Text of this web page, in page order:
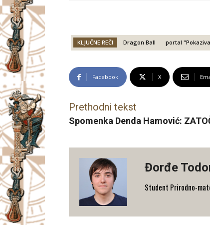
KLJUČNE REČI Dragon Ball portal
Facebook X
Prethodni tekst
Spomenka Denda Hamović:
Đorđe
Student Prirodno-